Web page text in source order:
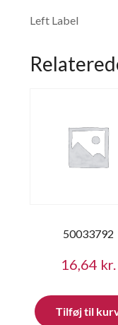
Left Label
50033792
16,64 kr.
Tilføj til